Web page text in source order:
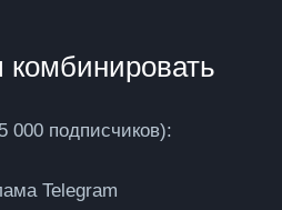
комбинировать
подписчиков):
Telegram